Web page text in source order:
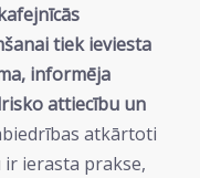
tiek ieviesta
informēja
attiecību un
atkārtoti
ierasta prakse,